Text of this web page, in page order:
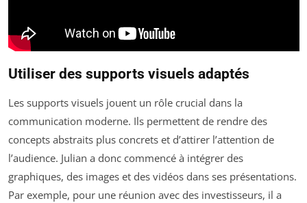
Utiliser des supports visuels adaptés
Les supports visuels jouent un rôle crucial dans la
communication moderne. Ils permettent de rendre des
concepts abstraits plus concrets et d’attirer l’attention de
l’audience. Julian a donc commencé à intégrer des
graphiques, des images et des vidéos dans ses présentations.
Par exemple, pour une réunion avec des investisseurs, il a